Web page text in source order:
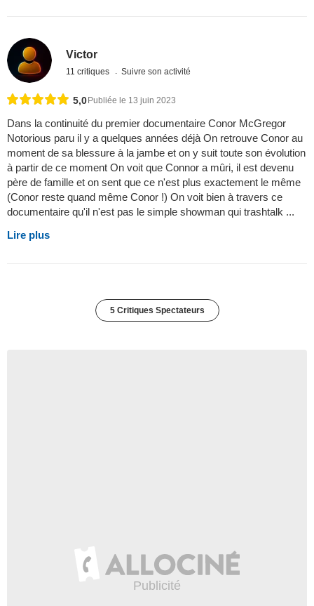
Victor
11 critiques Suivre son activité
5,0 Publiée le 13 juin 2023
Dans la continuité du premier documentaire Conor McGregor
Notorious paru il y a quelques années déjà On retrouve Conor au
moment de sa blessure à la jambe et on y suit toute son évolution
à partir de ce moment On voit que Connor a mûri, il est devenu
père de famille et on sent que ce n'est plus exactement le même
(Conor reste quand même Conor !) On voit bien à travers ce
documentaire qu'il n'est pas le simple showman qui trashtalk ...
Lire plus
5 Critiques Spectateurs